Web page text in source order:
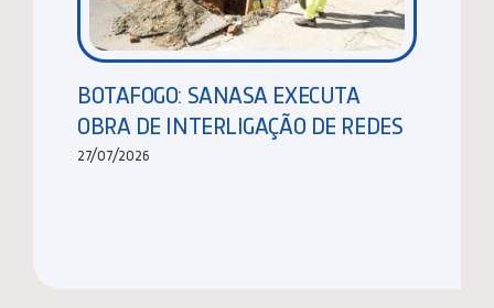
BOTAFOGO: SANASA EXECUTA
OBRA DE INTERLIGAÇÃO DE REDES
27/07/2026